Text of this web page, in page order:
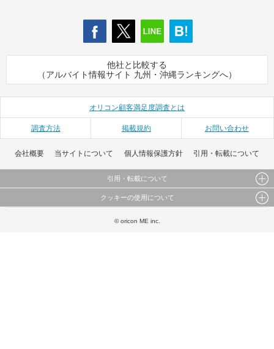
他社と比較する
（アルバイト情報サイト 九州・沖縄ランキングへ）
オリコン顧客満足度調査とは
調査方法 掲載規約 お問い合わせ
会社概要 当サイトについて 個人情報保護方針 引用・転載について
引用・転載について
当サイトで公開されている情報（文字、写真、イラスト、画像データ等）及びこれらの配置・
これらの情報を権利者の許可なく無断転載・複製などの二次利用を行うことは固く禁じており
クッキーの使用について
このサイトでは Cookie を使用して、ユーザーに合わせたコンテンツや広告の表示、ソーシャル
© oricon ME inc.